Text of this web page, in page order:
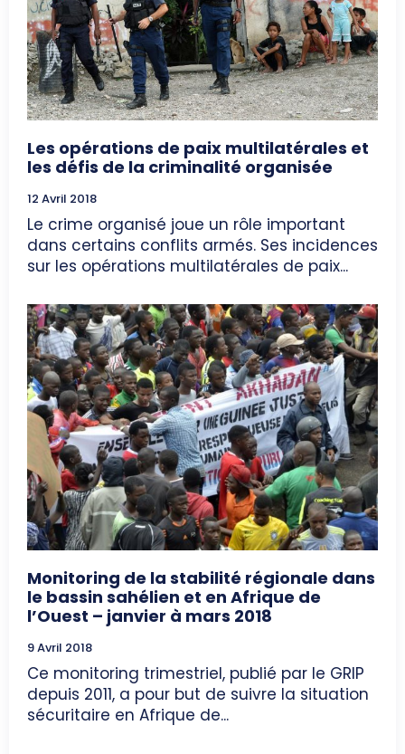
Les opérations de paix multilatérales et
les défis de la criminalité organisée
12 Avril 2018
Le crime organisé joue un rôle important
dans certains conflits armés. Ses incidences
sur les opérations multilatérales de paix...
Monitoring de la stabilité régionale dans
le bassin sahélien et en Afrique de
l’Ouest – janvier à mars 2018
9 Avril 2018
Ce monitoring trimestriel, publié par le GRIP
depuis 2011, a pour but de suivre la situation
sécuritaire en Afrique de...